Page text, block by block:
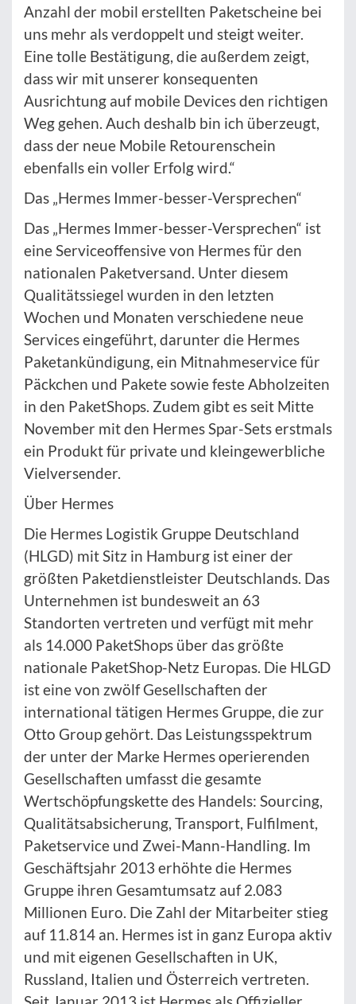
Anzahl der mobil erstellten Paketscheine bei
uns mehr als verdoppelt und steigt weiter.
Eine tolle Bestätigung, die außerdem zeigt,
dass wir mit unserer konsequenten
Ausrichtung auf mobile Devices den richtigen
Weg gehen. Auch deshalb bin ich überzeugt,
dass der neue Mobile Retourenschein
ebenfalls ein voller Erfolg wird.“
Das „Hermes Immer-besser-Versprechen“
Das „Hermes Immer-besser-Versprechen“ ist
eine Serviceoffensive von Hermes für den
nationalen Paketversand. Unter diesem
Qualitätssiegel wurden in den letzten
Wochen und Monaten verschiedene neue
Services eingeführt, darunter die Hermes
Paketankündigung, ein Mitnahmeservice für
Päckchen und Pakete sowie feste Abholzeiten
in den PaketShops. Zudem gibt es seit Mitte
November mit den Hermes Spar-Sets erstmals
ein Produkt für private und kleingewerbliche
Vielversender.
Über Hermes
Die Hermes Logistik Gruppe Deutschland
(HLGD) mit Sitz in Hamburg ist einer der
größten Paketdienstleister Deutschlands. Das
Unternehmen ist bundesweit an 63
Standorten vertreten und verfügt mit mehr
als 14.000 PaketShops über das größte
nationale PaketShop-Netz Europas. Die HLGD
ist eine von zwölf Gesellschaften der
international tätigen Hermes Gruppe, die zur
Otto Group gehört. Das Leistungsspektrum
der unter der Marke Hermes operierenden
Gesellschaften umfasst die gesamte
Wertschöpfungskette des Handels: Sourcing,
Qualitätsabsicherung, Transport, Fulfilment,
Paketservice und Zwei-Mann-Handling. Im
Geschäftsjahr 2013 erhöhte die Hermes
Gruppe ihren Gesamtumsatz auf 2.083
Millionen Euro. Die Zahl der Mitarbeiter stieg
auf 11.814 an. Hermes ist in ganz Europa aktiv
und mit eigenen Gesellschaften in UK,
Russland, Italien und Österreich vertreten.